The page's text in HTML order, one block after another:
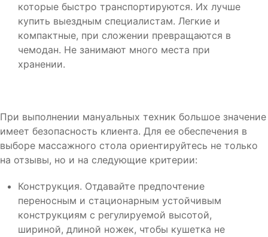
которые быстро транспортируются. Их лучше
купить выездным специалистам. Легкие и
компактные, при сложении превращаются в
чемодан. Не занимают много места при
хранении.
При выполнении мануальных техник большое значение
имеет безопасность клиента. Для ее обеспечения в
выборе массажного стола ориентируйтесь не только
на отзывы, но и на следующие критерии:
Конструкция. Отдавайте предпочтение
переносным и стационарным устойчивым
конструкциям с регулируемой высотой,
шириной, длиной ножек, чтобы кушетка не